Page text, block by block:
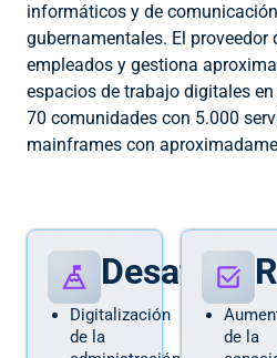
informáticos y de
gubernamentales. El proveedor
empleados y gestiona
espacios de trabajo digitales
70 comunidades con 5.000
mainframes con
Desafíos
Digitalización
de la
de la